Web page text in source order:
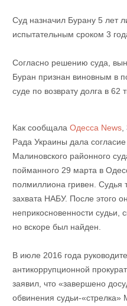
Суд назначил Бурану 5 лет
испытательным сроком 3
Согласно решению суда,
Буран признан виновным в
суде по возврату долга в 62
Как сообщала Одесса News,
Рада Украины дала
Малиновского районного
пойманного 29 марта в
полмиллиона гривен. Судья
захвата НАБУ. После этого
неприкосновенности судьи,
но вскоре был найден.
В июле 2016 года
антикоррупционной
заявил, что «завершено
обвинения судьи-«стрелка»